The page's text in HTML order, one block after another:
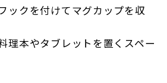
ックを付けてマグカップを収
理本やタブレットを置くスペー